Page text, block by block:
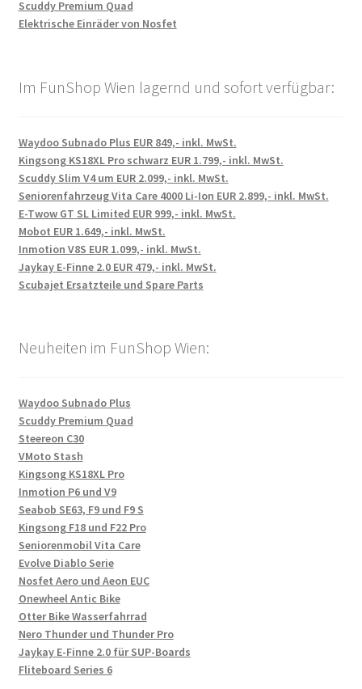
Scuddy Premium Quad
Elektrische Einräder von Nosfet
Im FunShop Wien lagernd und sofort verfügbar:
Waydoo Subnado Plus EUR 849,- inkl. MwSt.
Kingsong KS18XL Pro schwarz EUR 1.799,- inkl. MwSt.
Scuddy Slim V4 um EUR 2.099,- inkl. MwSt.
Seniorenfahrzeug Vita Care 4000 Li-Ion EUR 2.899,- inkl. MwSt.
E-Twow GT SL Limited EUR 999,- inkl. MwSt.
Mobot EUR 1.649,- inkl. MwSt.
Inmotion V8S EUR 1.099,- inkl. MwSt.
Jaykay E-Finne 2.0 EUR 479,- inkl. MwSt.
Scubajet Ersatzteile und Spare Parts
Neuheiten im FunShop Wien:
Waydoo Subnado Plus
Scuddy Premium Quad
Steereon C30
VMoto Stash
Kingsong KS18XL Pro
Inmotion P6 und V9
Seabob SE63, F9 und F9 S
Kingsong F18 und F22 Pro
Seniorenmobil Vita Care
Evolve Diablo Serie
Nosfet Aero und Aeon EUC
Onewheel Antic Bike
Otter Bike Wasserfahrrad
Nero Thunder und Thunder Pro
Jaykay E-Finne 2.0 für SUP-Boards
Fliteboard Series 6